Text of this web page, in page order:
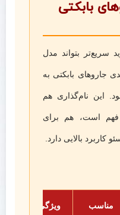
بابکتی
سریع‌تر بتواند مدل
جاروهای بابکتی به
این نام‌گذاری هم
است، هم برای
کاربرد بالایی دارد.
مناسب
ویژگی